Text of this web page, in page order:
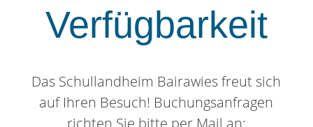
Verfügbarkeit
Das Schullandheim Bairawies freut sich
auf Ihren Besuch! Buchungsanfragen
richten Sie bitte per Mail an: